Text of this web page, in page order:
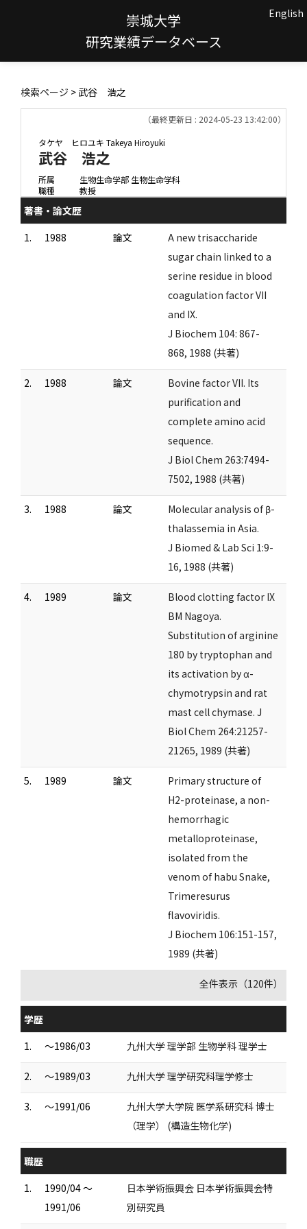
崇城大学
研究業績データベース
English
検索ページ > 武谷 浩之
（最終更新日 : 2024-05-23 13:42:00）
タケヤ ヒロユキ Takeya Hiroyuki
武谷 浩之
所属
生物生命学部 生物生命学科
職種
教授
著書・論文歴
1.
1988 論文
A new trisaccharide
sugar chain linked to a
serine residue in blood
coagulation factor VII
and IX.
J Biochem 104: 867-
868, 1988 (共著)
2. 1988 論文
Bovine factor VII. Its
purification and
complete amino acid
sequence.
J Biol Chem 263:7494-
7502, 1988 (共著)
3. 1988 論文
Molecular analysis of β-
thalassemia in Asia.
J Biomed & Lab Sci 1:9-
16, 1988 (共著)
4. 1989 論文
Blood clotting factor IX
BM Nagoya.
Substitution of arginine
180 by tryptophan and
its activation by α-
chymotrypsin and rat
mast cell chymase. J
Biol Chem 264:21257-
21265, 1989 (共著)
5. 1989 論文
Primary structure of
H2-proteinase, a non-
hemorrhagic
metalloproteinase,
isolated from the
venom of habu Snake,
Trimeresurus
flavoviridis.
J Biochem 106:151-157,
1989 (共著)
全件表示（120件）
学歴
1.
～1986/03 九州大学 理学部 生物学科 理学士
2. ～1989/03 九州大学 理学研究科理学修士
3. ～1991/06
九州大学大学院 医学系研究科 博士
（理学） (構造生物化学)
職歴
1.
1990/04 ～
1991/06
日本学術振興会 日本学術振興会特
別研究員